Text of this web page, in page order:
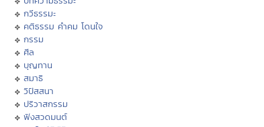
กวีธรรมะ
คติธรรม คำคม โดนใจ
กรรม
ศีล
บุญทาน
สมาธิ
วิปัสสนา
ปริวาสกรรม
ฟังสวดมนต์